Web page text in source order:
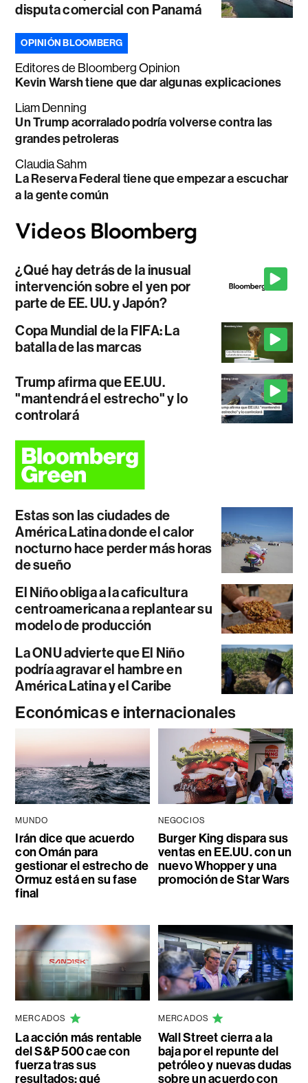
disputa comercial con Panamá
OPINIÓN BLOOMBERG
Editores de Bloomberg Opinion
Kevin Warsh tiene que dar algunas explicaciones
Liam Denning
Un Trump acorralado podría volverse contra las
grandes petroleras
Claudia Sahm
La Reserva Federal tiene que empezar a escuchar
a la gente común
¿Qué hay detrás de la inusual
intervención sobre el yen por
parte de EE. UU. y Japón?
Copa Mundial de la FIFA: La
batalla de las marcas
Trump afirma que EE.UU.
"mantendrá el estrecho" y lo
controlará
Estas son las ciudades de
América Latina donde el calor
nocturno hace perder más horas
de sueño
El Niño obliga a la caficultura
centroamericana a replantear su
modelo de producción
La ONU advierte que El Niño
podría agravar el hambre en
América Latina y el Caribe
Económicas e internacionales
MUNDO
Irán dice que acuerdo
con Omán para
gestionar el estrecho de
Ormuz está en su fase
final
NEGOCIOS
Burger King dispara sus
ventas en EE.UU. con un
nuevo Whopper y una
promoción de Star Wars
MERCADOS
La acción más rentable
del S&P 500 cae con
fuerza tras sus
resultados: qué
MERCADOS
Wall Street cierra a la
baja por el repunte del
petróleo y nuevas dudas
sobre un acuerdo con